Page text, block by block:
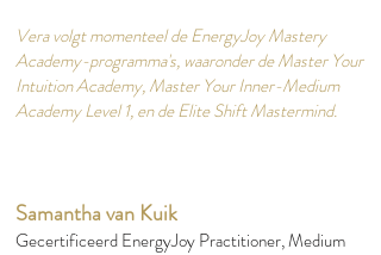
Vera volgt momenteel de EnergyJoy Mastery
Academy-programma's, waaronder de Master Your
Intuition Academy, Master Your Inner-Medium
Academy Level 1, en de Elite Shift Mastermind.
Samantha van Kuik
Gecertificeerd EnergyJoy Practitioner, Medium